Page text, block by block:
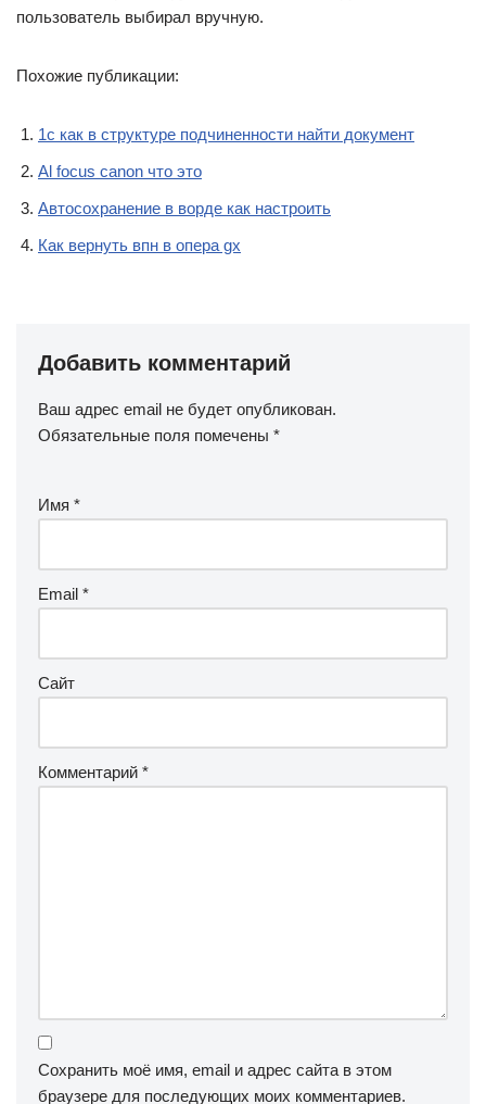
пользователь выбирал вручную.
Похожие публикации:
1с как в структуре подчиненности найти документ
Al focus canon что это
Автосохранение в ворде как настроить
Как вернуть впн в опера gx
Добавить комментарий
Ваш адрес email не будет опубликован.
Обязательные поля помечены *
Имя *
Email *
Сайт
Комментарий *
Сохранить моё имя, email и адрес сайта в этом
браузере для последующих моих комментариев.